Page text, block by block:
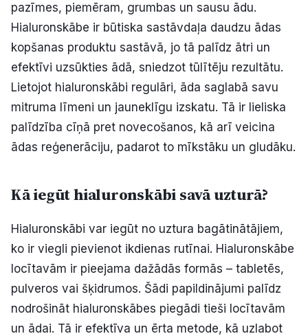
pazīmes, piemēram, grumbas un sausu ādu.
Hialuronskābe ir būtiska sastāvdaļa daudzu ādas
kopšanas produktu sastāvā, jo tā palīdz ātri un
efektīvi uzsūkties ādā, sniedzot tūlītēju rezultātu.
Lietojot hialuronskābi regulāri, āda saglabā savu
mitruma līmeni un jauneklīgu izskatu. Tā ir lieliska
palīdzība cīņā pret novecošanos, kā arī veicina
ādas reģenerāciju, padarot to mīkstāku un gludāku.
Kā iegūt hialuronskābi savā uzturā?
Hialuronskābi var iegūt no uztura bagātinātājiem,
ko ir viegli pievienot ikdienas rutīnai. Hialuronskābe
locītavām ir pieejama dažādās formās – tabletēs,
pulveros vai šķidrumos. Šādi papildinājumi palīdz
nodrošināt hialuronskābes piegādi tieši locītavām
un ādai. Tā ir efektīva un ērta metode, kā uzlabot